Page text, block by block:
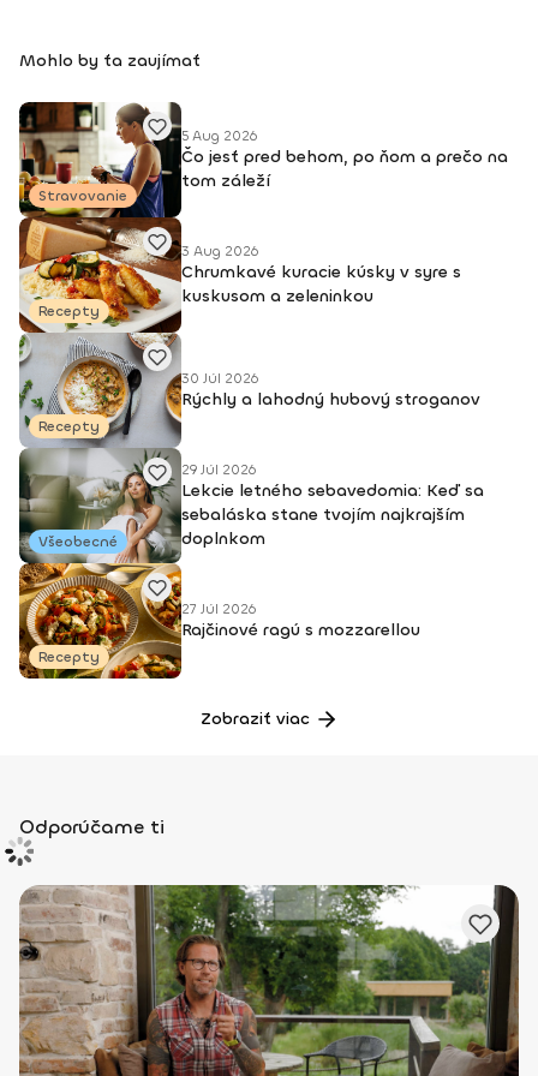
Mohlo by ťa zaujímať
Stravovanie
5 Aug 2026
Čo jesť pred behom, po ňom a prečo na
tom záleží
Recepty
3 Aug 2026
Chrumkavé kuracie kúsky v syre s
kuskusom a zeleninkou
Recepty
30 Júl 2026
Rýchly a lahodný hubový stroganov
Všeobecné
29 Júl 2026
Lekcie letného sebavedomia: Keď sa
sebaláska stane tvojím najkrajším
doplnkom
Recepty
27 Júl 2026
Rajčinové ragú s mozzarellou
Zobraziť viac
Odporúčame ti